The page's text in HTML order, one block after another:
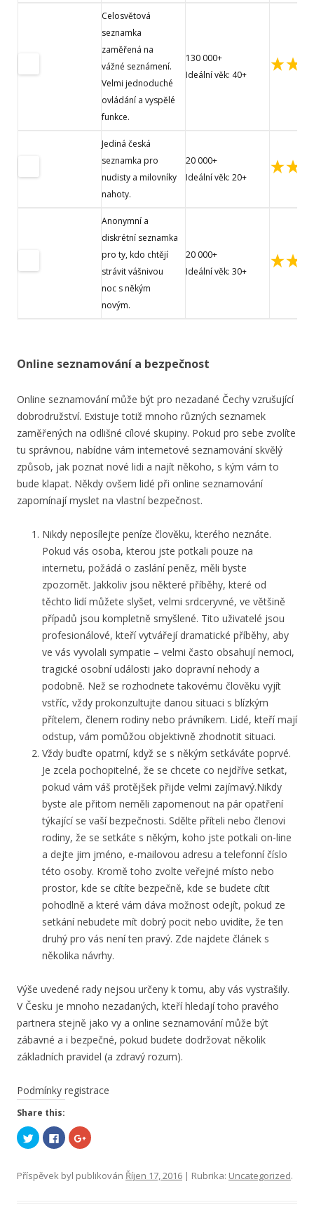
Celosvětová
seznamka
zaměřená na
vážné seznámení.
Velmi jednoduché
ovládání a vyspělé
funkce.
130 000+
Ideální věk: 40+
Jediná česká
seznamka pro
nudisty a milovníky
nahoty.
20 000+
Ideální věk: 20+
Anonymní a
diskrétní seznamka
pro ty, kdo chtějí
strávit vášnivou
noc s někým
novým.
20 000+
Ideální věk: 30+
Online seznamování a bezpečnost
Online seznamování může být pro nezadané Čechy vzrušující
dobrodružství. Existuje totiž mnoho různých seznamek
zaměřených na odlišné cílové skupiny. Pokud pro sebe zvolíte
tu správnou, nabídne vám internetové seznamování skvělý
způsob, jak poznat nové lidi a najít někoho, s kým vám to
bude klapat. Někdy ovšem lidé při online seznamování
zapomínají myslet na vlastní bezpečnost.
Nikdy neposílejte peníze člověku, kterého neznáte.
Pokud vás osoba, kterou jste potkali pouze na
internetu, požádá o zaslání peněz, měli byste
zpozornět. Jakkoliv jsou některé příběhy, které od
těchto lidí můžete slyšet, velmi srdceryvné, ve většině
případů jsou kompletně smyšlené. Tito uživatelé jsou
profesionálové, kteří vytvářejí dramatické příběhy, aby
ve vás vyvolali sympatie – velmi často obsahují nemoci,
tragické osobní události jako dopravní nehody a
podobně. Než se rozhodnete takovému člověku vyjít
vstříc, vždy prokonzultujte danou situaci s blízkým
přítelem, členem rodiny nebo právníkem. Lidé, kteří mají
odstup, vám pomůžou objektivně zhodnotit situaci.
Vždy buďte opatrní, když se s někým setkáváte poprvé.
Je zcela pochopitelné, že se chcete co nejdříve setkat,
pokud vám váš protějšek přijde velmi zajímavý.Nikdy
byste ale přitom neměli zapomenout na pár opatření
týkající se vaší bezpečnosti. Sdělte příteli nebo členovi
rodiny, že se setkáte s někým, koho jste potkali on-line
a dejte jim jméno, e-mailovou adresu a telefonní číslo
této osoby. Kromě toho zvolte veřejné místo nebo
prostor, kde se cítíte bezpečně, kde se budete cítit
pohodlně a které vám dáva možnost odejít, pokud ze
setkání nebudete mít dobrý pocit nebo uvidíte, že ten
druhý pro vás není ten pravý. Zde najdete článek s
několika návrhy.
Výše uvedené rady nejsou určeny k tomu, aby vás vystrašily.
V Česku je mnoho nezadaných, kteří hledají toho pravého
partnera stejně jako vy a online seznamování může být
zábavné a i bezpečné, pokud budete dodržovat několik
základních pravidel (a zdravý rozum).
Podmínky registrace
Share this:
S
d
t
C
l
t
S
d
t
Příspěvek byl publikován Říjen 17, 2016 | Rubrika: Uncategorized.